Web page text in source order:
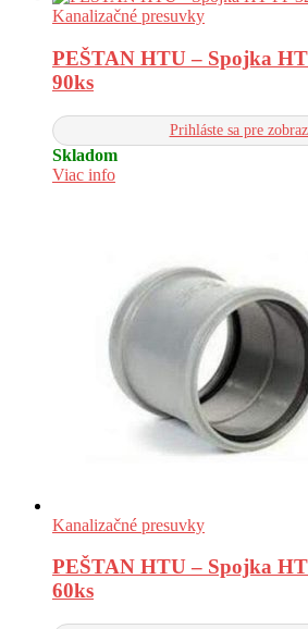
Kanalizačné presuvky
PEŠTAN HTU – Spojka HT
90ks
Prihláste sa pre
Skladom
Viac info
Kanalizačné presuvky
PEŠTAN HTU – Spojka HT
60ks